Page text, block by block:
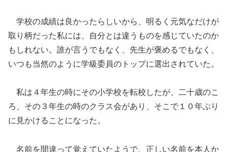
学校の成績は良かったらしいから、明るく元気なだけが
取り柄だった私には、自分とは違うものを感じていたのか
もしれない。誰が言うでもなく、先生が褒めるでもなく、
いつも当然のように学級委員のトップに選出されていた。
私は４年生の時にその小学校を転校したが、二十歳のこ
ろ、その３年生の時のクラス会があり、そこで１０年ぶり
に見かけることになった。
名前を間違って覚えていたようで、正しい名前を本人か